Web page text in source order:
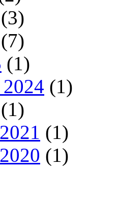
(3)
(7)
(1)
2024 (1)
(1)
(1)
(1)